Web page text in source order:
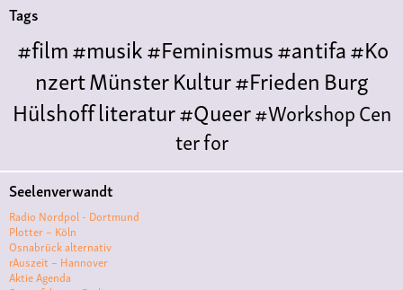
Tags
#film#musik#Feminismus#antifa#Ko
nzertMünsterKultur#FriedenBurg
Hülshoffliteratur#Queer#WorkshopCen
ter for
LiteraturePolyamoriePolytreff#liveKonzert
Polyamorietreff
MonogamieCNM
ismuskunst
Seelenverwandt
Radio Nordpol - Dortmund
Plotter – Köln
Osnabrück alternativ
rAuszeit – Hannover
Aktie Agenda